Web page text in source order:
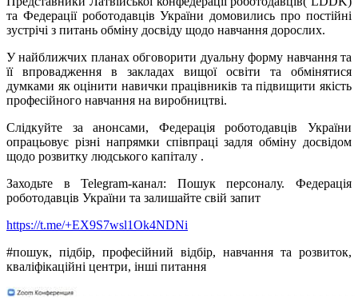
та Федерації роботодавців України домовились про постійні
зустрічі з питань обміну досвіду щодо навчання дорослих.
У найближчих планах обговорити дуальну форму навчання та
її впровадження в закладах вищої освіти та обмінятися
думками як оцінити навички працівників та підвищити якість
професійного навчання на виробництві.
Слідкуйте за анонсами, Федерація роботодавців України
опрацьовує різні напрямки співпраці задля обміну досвідом
щодо розвитку людського капіталу .
Заходьте в Telegram-канал: Пошук персоналу. Федерація
роботодавців України та залишайте свій запит
https://t.me/+EX9S7wsl1Ok4NDNi
#пошук, підбір, професійний відбір, навчання та розвиток,
кваліфікаційні центри, інші питання